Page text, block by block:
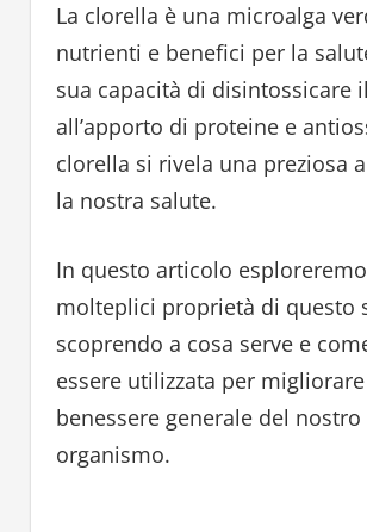
La clorella è una microalga
nutrienti e benefici per la
sua capacità di disintossicare
all’apporto di proteine e
clorella si rivela una preziosa
la nostra salute.
In questo articolo
molteplici proprietà di questo
scoprendo a cosa serve e
essere utilizzata per
benessere generale del nostro
organismo.